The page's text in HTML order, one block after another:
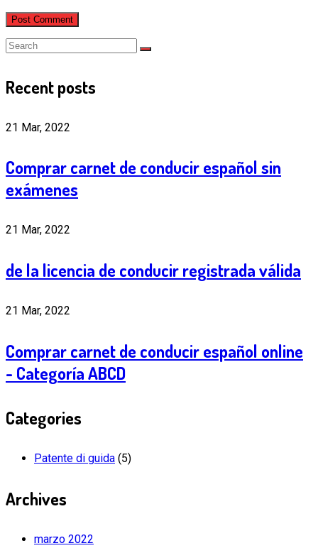
Recent posts
21 Mar, 2022
Comprar carnet de conducir español sin
exámenes
21 Mar, 2022
de la licencia de conducir registrada válida
21 Mar, 2022
Comprar carnet de conducir español online
- Categoría ABCD
Categories
Patente di guida (5)
Archives
marzo 2022